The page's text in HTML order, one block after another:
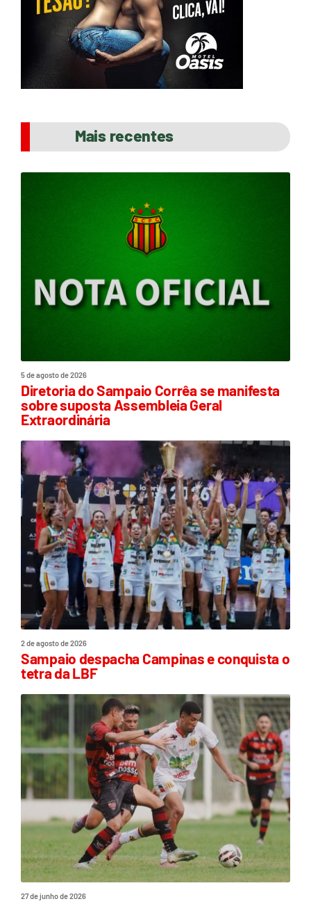
Mais recentes
5 de agosto de 2026
Diretoria do Sampaio Corrêa se manifesta
sobre suposta Assembleia Geral
Extraordinária
2 de agosto de 2026
Sampaio despacha Campinas e conquista o
tetra da LBF
27 de junho de 2026